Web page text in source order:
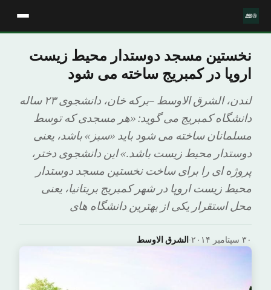
نخستین مسجد دوستدار محیط زیست
اروپا در کمبریج ساخته می شود
لندن، الشرق الاوسط –برکه خان، دانشجوی ۲۳ ساله
دانشگاه کمبریج می گوید: «هر مسجدی که توسط
مسلمانان ساخته می شود باید «سبز» باشد، یعنی
دوستدار محیط زیست باشد.» این دانشجوی دختر،
پروژه ای را برای ساخت نخستین مسجد دوستدار
محیط زیست اروپا در شهر کمبریج بریتانیا، یعنی
محل استقرار یکی از بهترین دانشگاه های
الشرق الاوسط· ۳۰ سپتامبر ۲۰۱۴